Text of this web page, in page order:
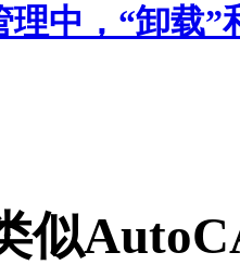
中，“卸载”
似